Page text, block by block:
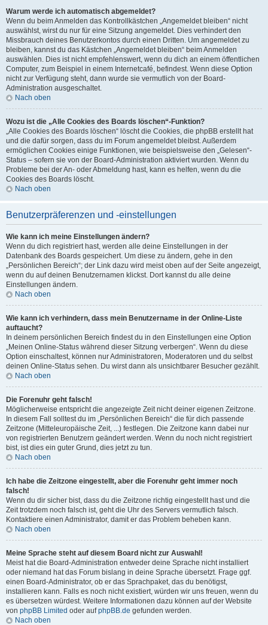
Warum werde ich automatisch abgemeldet?
Wenn du beim Anmelden das Kontrollkästchen „Angemeldet bleiben“ nicht
auswählst, wirst du nur für eine Sitzung angemeldet. Dies verhindert den
Missbrauch deines Benutzerkontos durch einen Dritten. Um angemeldet zu
bleiben, kannst du das Kästchen „Angemeldet bleiben“ beim Anmelden
auswählen. Dies ist nicht empfehlenswert, wenn du dich an einem öffentlichen
Computer, zum Beispiel in einem Internetcafé, befindest. Wenn diese Option
nicht zur Verfügung steht, dann wurde sie vermutlich von der Board-
Administration ausgeschaltet.
Nach oben
Wozu ist die „Alle Cookies des Boards löschen“-Funktion?
„Alle Cookies des Boards löschen“ löscht die Cookies, die phpBB erstellt hat
und die dafür sorgen, dass du im Forum angemeldet bleibst. Außerdem
ermöglichen Cookies einige Funktionen, wie beispielsweise den „Gelesen“-
Status – sofern sie von der Board-Administration aktiviert wurden. Wenn du
Probleme bei der An- oder Abmeldung hast, kann es helfen, wenn du die
Cookies des Boards löscht.
Nach oben
Benutzerpräferenzen und -einstellungen
Wie kann ich meine Einstellungen ändern?
Wenn du dich registriert hast, werden alle deine Einstellungen in der
Datenbank des Boards gespeichert. Um diese zu ändern, gehe in den
„Persönlichen Bereich“; der Link dazu wird meist oben auf der Seite angezeigt,
wenn du auf deinen Benutzernamen klickst. Dort kannst du alle deine
Einstellungen ändern.
Nach oben
Wie kann ich verhindern, dass mein Benutzername in der Online-Liste
auftaucht?
In deinem persönlichen Bereich findest du in den Einstellungen eine Option
„Meinen Online-Status während dieser Sitzung verbergen“. Wenn du diese
Option einschaltest, können nur Administratoren, Moderatoren und du selbst
deinen Online-Status sehen. Du wirst dann als unsichtbarer Besucher gezählt.
Nach oben
Die Forenuhr geht falsch!
Möglicherweise entspricht die angezeigte Zeit nicht deiner eigenen Zeitzone.
In diesem Fall solltest du im „Persönlichen Bereich“ die für dich passende
Zeitzone (Mitteleuropäische Zeit, ...) festlegen. Die Zeitzone kann dabei nur
von registrierten Benutzern geändert werden. Wenn du noch nicht registriert
bist, ist dies ein guter Grund, dies jetzt zu tun.
Nach oben
Ich habe die Zeitzone eingestellt, aber die Forenuhr geht immer noch
falsch!
Wenn du dir sicher bist, dass du die Zeitzone richtig eingestellt hast und die
Zeit trotzdem noch falsch ist, geht die Uhr des Servers vermutlich falsch.
Kontaktiere einen Administrator, damit er das Problem beheben kann.
Nach oben
Meine Sprache steht auf diesem Board nicht zur Auswahl!
Meist hat die Board-Administration entweder deine Sprache nicht installiert
oder niemand hat das Forum bislang in deine Sprache übersetzt. Frage ggf.
einen Board-Administrator, ob er das Sprachpaket, das du benötigst,
installieren kann. Falls es noch nicht existiert, würden wir uns freuen, wenn du
es übersetzen würdest. Weitere Informationen dazu können auf der Website
von phpBB Limited oder aufphpBB.de gefunden werden.
Nach oben